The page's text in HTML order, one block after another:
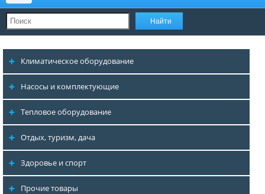
Климатическое оборудование
Насосы и комплектующие
Тепловое оборудование
Отдых, туризм, дача
Здоровье и спорт
Прочие товары